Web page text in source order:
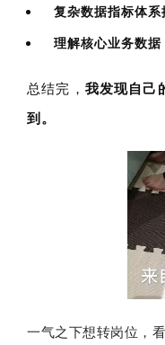
复杂数据指标体系
理解核心业务数
总结完， 我发现自己
到。
一气之下想转岗位，